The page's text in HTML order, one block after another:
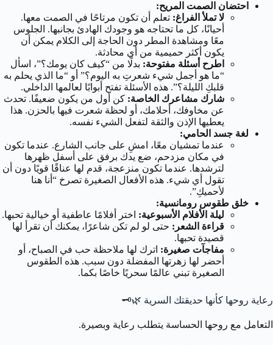
احتضان الصمت المريح:
لا تملأ الفراغ: تعلم أن تكون مرتاحًا في الصمت معها.
أحيانًا، كل ما تحتاجه هو وجودك الهادئ بجانبها. الجلوس
معًا ومشاهدة المطر دون الحاجة إلى الكلام يمكن أن
يكون أكثر حميمية من أي محادثة.
اطرح أسئلة مفتوحة: بدلًا من “كيف كان يومك؟”، اسأل
“ما هو أجمل شيء شعرتِ به اليوم؟” أو “ما الذي يحلم به
قلبكِ الليلة؟”. هذه الأسئلة تفتح أبوابًا لعالمها الداخلي.
شارك مشاعرك الخاصة: كن أول من يكون ضعيفًا. تحدث
عن مخاوفك، أحلامك، أو لحظة شعرت فيها بالحزن. هذا
يعطيها الإذن والثقة لتفعل الشيء نفسه.
لغة جسد الحامي:
عندما تمشيان معًا، امشِ على جانب الشارع. عندما تكون
في مكان مزدحم، ضع يدك برفق على أسفل ظهرها
لترشدها. عندما تكون منزعجة، قدم لها عناقًا قويًا دون أن
تقول أي شيء. هذه الأفعال الصغيرة تصرخ “أنا هنا
لأحميكِ”.
خلق طقوس رومانسية:
ليلة الأفلام الأسبوعية: اختر أفلامًا عاطفية أو خيالية تحبها.
قراءة الشعر: حتى لو لم تكن شاعرًا، يمكنك أن تقرأ لها
قصيدة تحبها.
مفاجآت صغيرة: اترك لها ملاحظة حب في الصباح، أو
أحضر لها زهرتها المفضلة دون سبب. هذه الطقوس
الصغيرة تبني عالمًا سحريًا خاصًا بكما.
رعاية روحها كأنها حديقتك السرية 🌿🗝️
التعامل مع روحها الحساسة يتطلب رعاية وبصيرة.